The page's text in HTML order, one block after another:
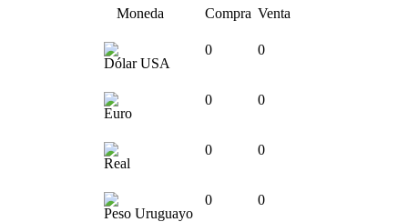
Moneda Compra Venta
Dólar USA
0 0
Euro
0 0
Real
0 0
Peso Uruguayo
0 0